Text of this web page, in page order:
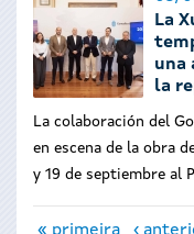
La
una
la
La colaboración del
en escena de la obra
y 19 de septiembre al
Páginas